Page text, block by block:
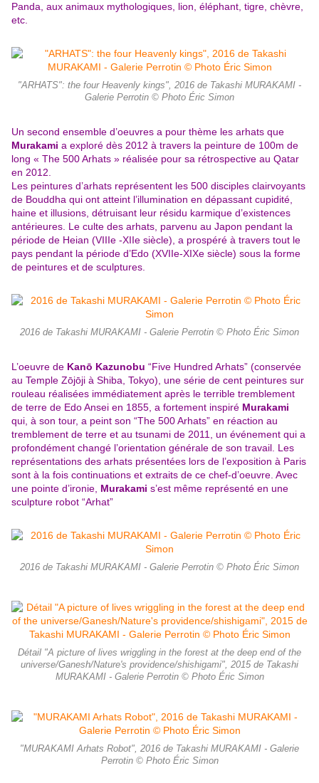
Panda, aux animaux mythologiques, lion, éléphant, tigre, chèvre,
etc.
"ARHATS": the four Heavenly kings", 2016 de Takashi MURAKAMI -
Galerie Perrotin © Photo Éric Simon
Un second ensemble d’oeuvres a pour thème les arhats que
Murakami a exploré dès 2012 à travers la peinture de 100m de
long « The 500 Arhats » réalisée pour sa rétrospective au Qatar
en 2012.
Les peintures d’arhats représentent les 500 disciples clairvoyants
de Bouddha qui ont atteint l’illumination en dépassant cupidité,
haine et illusions, détruisant leur résidu karmique d’existences
antérieures. Le culte des arhats, parvenu au Japon pendant la
période de Heian (VIIIe -XIIe siècle), a prospéré à travers tout le
pays pendant la période d’Edo (XVIIe-XIXe siècle) sous la forme
de peintures et de sculptures.
2016 de Takashi MURAKAMI - Galerie Perrotin © Photo Éric Simon
L’oeuvre de Kanō Kazunobu “Five Hundred Arhats” (conservée
au Temple Zōjōji à Shiba, Tokyo), une série de cent peintures sur
rouleau réalisées immédiatement après le terrible tremblement
de terre de Edo Ansei en 1855, a fortement inspiré Murakami
qui, à son tour, a peint son “The 500 Arhats” en réaction au
tremblement de terre et au tsunami de 2011, un événement qui a
profondément changé l’orientation générale de son travail. Les
représentations des arhats présentées lors de l’exposition à Paris
sont à la fois continuations et extraits de ce chef-d’oeuvre. Avec
une pointe d’ironie, Murakami s’est même représenté en une
sculpture robot “Arhat”
2016 de Takashi MURAKAMI - Galerie Perrotin © Photo Éric Simon
Détail "A picture of lives wriggling in the forest at the deep end of the
universe/Ganesh/Nature's providence/shishigami", 2015 de Takashi
MURAKAMI - Galerie Perrotin © Photo Éric Simon
"MURAKAMI Arhats Robot", 2016 de Takashi MURAKAMI - Galerie
Perrotin © Photo Éric Simon